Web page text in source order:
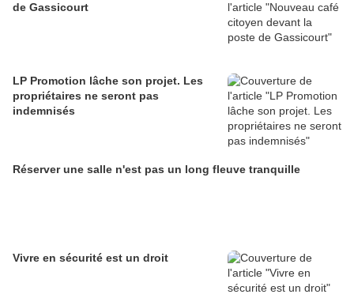
de Gassicourt
LP Promotion lâche son projet. Les
propriétaires ne seront pas
indemnisés
Réserver une salle n'est pas un long fleuve tranquille
Vivre en sécurité est un droit